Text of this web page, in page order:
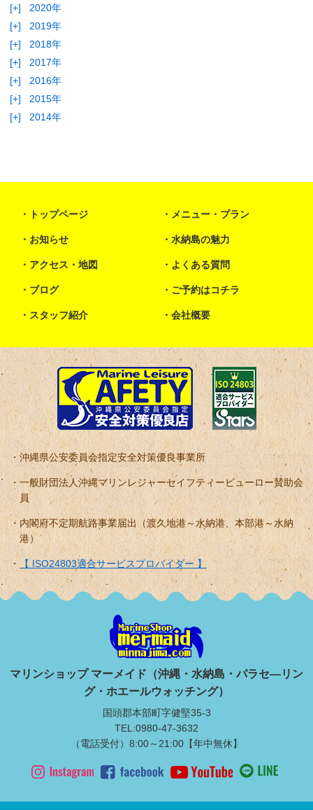
[+]
2020年
[+]
2019年
[+]
2018年
[+]
2017年
[+]
2016年
[+]
2015年
[+]
2014年
トップページ メニュー・プラン
お知らせ 水納島の魅力
アクセス・地図 よくある質問
ブログ ご予約はコチラ
スタッフ紹介 会社概要
沖縄県公安委員会指定安全対策優良事業所
一般財団法人沖縄マリンレジャーセイフティービューロー賛助会
員
内閣府不定期航路事業届出（渡久地港～水納港、本部港～水納
港）
【 ISO24803適合サービスプロバイダー 】
マリンショップ マーメイド（沖縄・水納島・パラセ―リン
グ・ホエールウォッチング）
国頭郡本部町字健堅35-3
TEL:0980-47-3632
（電話受付）8:00～21:00【年中無休】